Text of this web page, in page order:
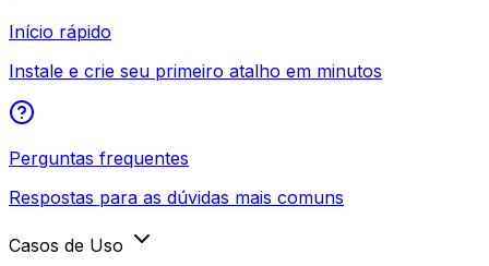
Início rápido
Instale e crie seu primeiro atalho em minutos
Perguntas frequentes
Respostas para as dúvidas mais comuns
Casos de Uso